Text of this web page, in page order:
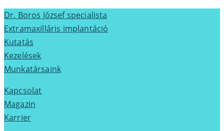
post:
Dr. Boros József specialista
Extramaxilláris implantáció
Kutatás
Kezelések
Munkatársaink
Kapcsolat
Magazin
Karrier